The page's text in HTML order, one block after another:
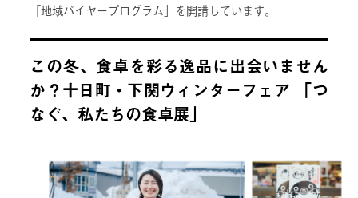
「地域バイヤープログラム 」を開講しています。
この冬、食卓を彩る逸品に出会いません
か？十日町・下関ウィンターフェア 「つ
なぐ、私たちの食卓展」